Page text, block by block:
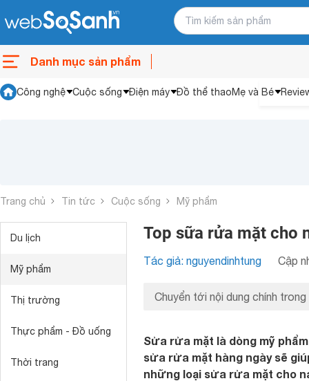
Danh mục sản phẩm
Công nghệ Cuộc sống Điện máy Đồ thể thaoMẹ và Bé
Trang chủ Tin tức Cuộc sống Mỹ phẩm
Du lịch
Mỹ phẩm
Thị trường
Thực phẩm - Đồ uống
Thời trang
Top sữa rửa mặt cho
Tác giả: nguyendinhtung Cập
Chuyển tới nội dung chính trong
Sửa rửa mặt là dòng mỹ
sửa rửa mặt hàng ngày sẽ
những loại sửa rửa mặt cho